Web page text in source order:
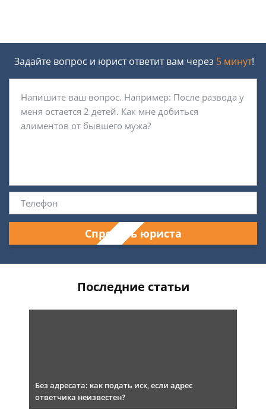
Задайте вопрос и юрист ответит вам через 5 минут!
Спросить юриста
Последние статьи
Без адресата: как подать иск, если адрес
ответчика неизвестен?